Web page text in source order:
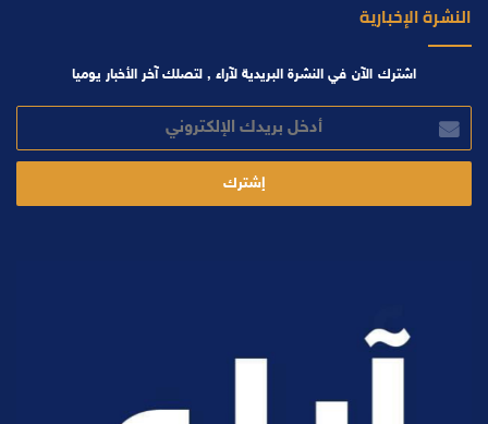
النشرة الإخبارية
اشترك الآن في النشرة البريدية لآراء , لتصلك آخر الأخبار يوميا
بريدك
الإلكتروني